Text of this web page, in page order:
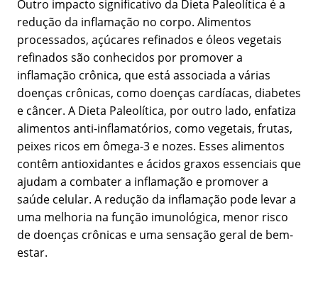
Outro impacto significativo da Dieta Paleolítica é a
redução da inflamação no corpo. Alimentos
processados, açúcares refinados e óleos vegetais
refinados são conhecidos por promover a
inflamação crônica, que está associada a várias
doenças crônicas, como doenças cardíacas, diabetes
e câncer. A Dieta Paleolítica, por outro lado, enfatiza
alimentos anti-inflamatórios, como vegetais, frutas,
peixes ricos em ômega-3 e nozes. Esses alimentos
contêm antioxidantes e ácidos graxos essenciais que
ajudam a combater a inflamação e promover a
saúde celular. A redução da inflamação pode levar a
uma melhoria na função imunológica, menor risco
de doenças crônicas e uma sensação geral de bem-
estar.